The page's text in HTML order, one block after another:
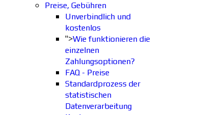
Preise, Gebühren
Unverbindlich und
kostenlos
">Wie funktionieren die
einzelnen
Zahlungsoptionen?
FAQ - Preise
Standardprozess der
statistischen
Datenverarbeitung